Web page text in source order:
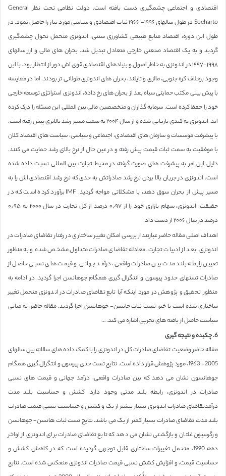
اقتصادی و اجتماعی چشمگیری دست یافته است. دولت نظامی تحت نظر General
Soeharto در طول سالهای ۱۹۹۶- ۱۹۶۶ ثبات اقتصادی و سیاسی مورد نیاز را حاصل نمود. در
طول این دوره، اقتصاد منابع طبیعی کشاورزی سنتی، اندونزی متحمل تحول چشمگیری
گردید و به یک اقتصاد صنعتی خارجی متعادل تبدیل شد. بحران های مالی و ارز سالهای
۱۹۹۸-۱۹۹۷ در اندونزی به خاطر اصول و بنیادهای اقتصادی قوی اش دور از انتظار بود. با این
وجود برخلاف کره جنوبی، مالزی و تایلند، بحران های اندونزی طولانی تر بودند. اما در مقایسه
با پیش بینی مکتب حمایتی سیاه بعد از بحران های رخ داده، اندونزی استراتژی توسعه خارجی
خود را حفظ کرده است. سرمایه گذاران و متخصصین مالی بین المللی این مسئله را درک کرده
اند. اندونزی به کندی بازیابی شده و از سال ۲۰۰۴ به سمت مسیر رشد بالاتری پیش رفته است.
با پیشرفت موسسات و سازمان های اقتصادی، اجتماعی و سیاسی، سیاست های اقتصاد کلان
با موفقیت به سمت ثبات قیمت پیش رفته و در عین حال از نرخ بالای رشد حمایت می کنند.
دلیل این امر به پیشرفت های صورت گرفته در محیط تجارت بین المللی نسبت داده شده
است. اندونزی در جریان بالا بردن نرخ رشد صادراتش به حدی که نرخ رشد اقتصادی اش را به
مسیر پیش از بحران سوق دهد، با مشکلاتی مواجه گردید. IMF برآورد کرده است که در
حقیقت، اندونزی، سهام بازاری خود را از ۰٫۹۷ درصد از کل تجارت در سال ۲۰۰۰ به ۰٫۹۵
درصد در سال ۲۰۰۶ از دست داد.
اهداف اصلی مقاله حاضر عبارتنداز بررسی امکان تغییر ساختاری در رفتار تقاضای صادرات در
اندونزی. بعد از ادبیات تجارت، معادله تقاضای صادرات متداول مشخص شده و به منظور
تعیین رابطه بلند مدت بین صادرات واقعی، درآمد جهانی و قیمت های نسبی حاصل از
صادرات تستهای حدود پیرسون و انتگرال گیری همگام جوهانسن اجرا گردید. در ادامه به
منظور تحقیق و پژوهش در مورد اینکه آیا تابع تقاضای صادرات در اندونزی متحمل تغییر
ساختاری شده است یا خیر، تست ثبات جانسن- جوهانسن اجرا گردید. مقاله حاضر، به مبانی
سیاست حاصل از یافته های تجربی اشاره می کند. …
6. چکیده و نتیجه گیری
مقاله حاضر وضعیت تقاضای صادرات کل در اندونزی را با کمک داده های سالانه بین سالهای
2005- 1963، مورد پژوهش قرار داده است. نتایج تست حدی پیرسون و انتگرال گیری همگام
جوهانسون نشان می دهد که بین صادرات واقعی، درآمد جهانی و قیمت های نسبی
صادرات در اندونزی، رابطه بلند مدتی وجود دارد. کشش و حساسیت بلند مدت
درآمدتقاضای صادرات اندونزی بسیار بیشتر از یک و کشش و حساسیت نسبی قیمت صادرات
بلند مدت تقاضای صادرات بسیار کمتر از یک می باشد. نتایج تست ثبات هانسن- جوهانسن
و رگرسیون غلتان و بازگشتی نشان می دهد که تابع تقاضای صادرات برای اندونزی از اواخر
دهه 1990، متحمل تغییرات ساختاری قابل توجهی گردیده است که در کاهش کشش و
حساسیت قیمت، و افزایش کشش نسبی قیمت صادرات اندونزی منعکس شده است. نتایج